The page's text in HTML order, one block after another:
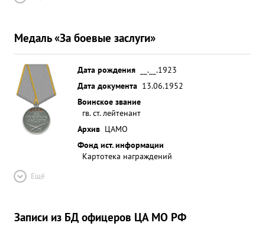
Медаль «За боевые заслуги»
Дата рождения
__.__.1923
Дата документа 13.06.1952
Воинское звание
гв. ст. лейтенант
Архив ЦАМО
Фонд ист. информации
Картотека награждений
Ещё
Записи из БД офицеров ЦА МО РФ